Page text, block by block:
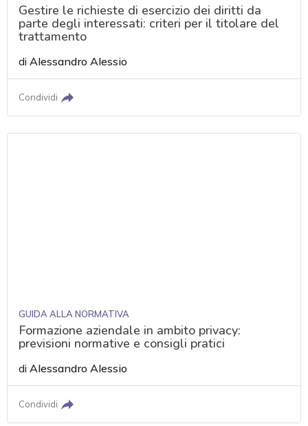
Gestire le richieste di esercizio dei diritti da
parte degli interessati: criteri per il titolare del
trattamento
diAlessandro Alessio
Condividi
GUIDA ALLA NORMATIVA
Formazione aziendale in ambito privacy:
previsioni normative e consigli pratici
diAlessandro Alessio
Condividi